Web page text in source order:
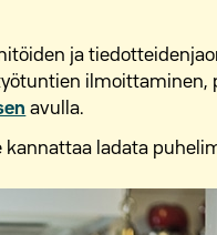
ja
ilmoittaminen,
avulla.
ladata